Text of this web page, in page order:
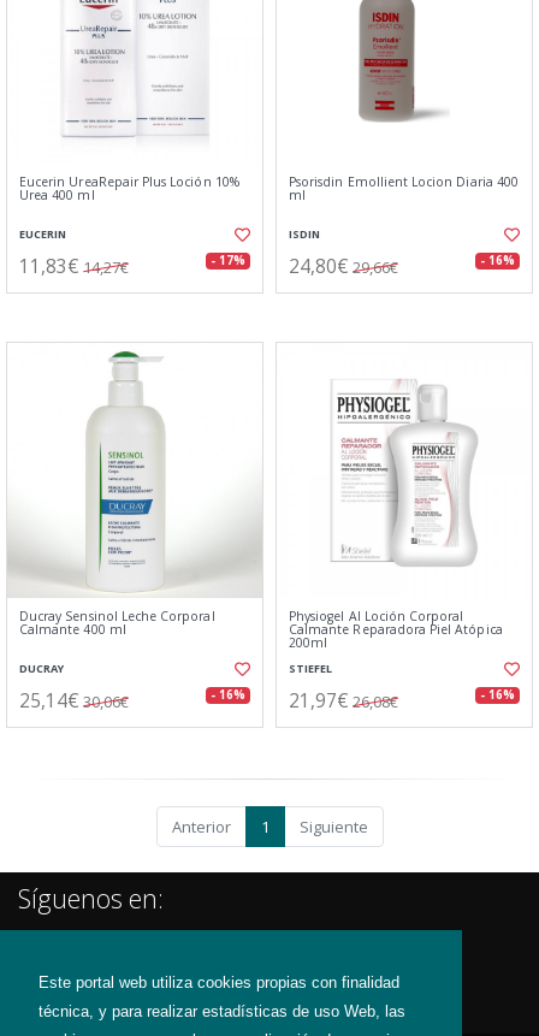
Este portal web utiliza cookies propias con finalidad
técnica, y para realizar estadísticas de uso Web, las
Eucerin UreaRepair Plus Loción 10%
Urea 400 ml
EUCERIN
11,83€ 14,27€ - 17%
Psorisdin Emollient Locion Diaria 400
ml
ISDIN
24,80€ 29,66€ - 16%
Ducray Sensinol Leche Corporal
Calmante 400 ml
DUCRAY
25,14€ 30,06€ - 16%
Physiogel AI Loción Corporal
Calmante Reparadora Piel Atópica
200ml
STIEFEL
21,97€ 26,08€ - 16%
Anterior 1 Siguiente
Síguenos en: